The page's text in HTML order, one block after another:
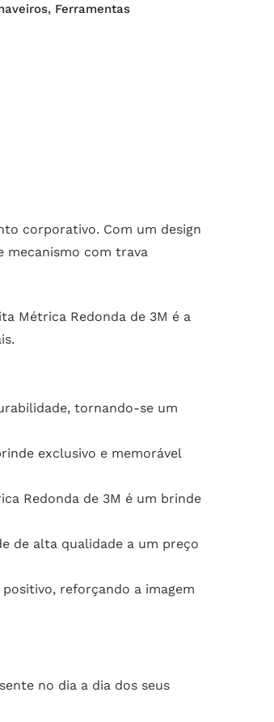
, Ferramentas
corporativo. Com um design
mecanismo com trava
Métrica Redonda de 3M é a
tornando-se um
exclusivo e memorável
Redonda de 3M é um brinde
de alta qualidade a um preço
reforçando a imagem
no dia a dia dos seus